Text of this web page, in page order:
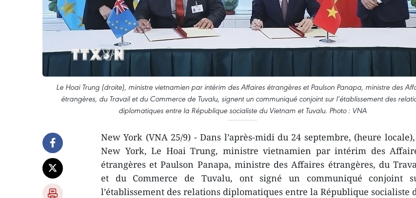
Le Hoai Trung (droite), ministre vietnamien par intérim des Affaires étrangères et Paulson Panapa, ministre des
étrangères, du Travail et du Commerce de Tuvalu, signent un communiqué conjoint sur l’établissement des
diplomatiques entre la République socialiste du Vietnam et Tuvalu. Photo : VNA
New York (VNA 25/9) - Dans l’après-midi du 24 septembre, (heure
New York, Le Hoai Trung, ministre vietnamien par intérim des
étrangères et Paulson Panapa, ministre des Affaires étrangères, du
et du Commerce de Tuvalu, ont signé un communiqué conjoint
l’établissement des relations diplomatiques entre la République socialiste